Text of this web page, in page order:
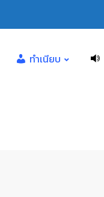
ทำเนียบ